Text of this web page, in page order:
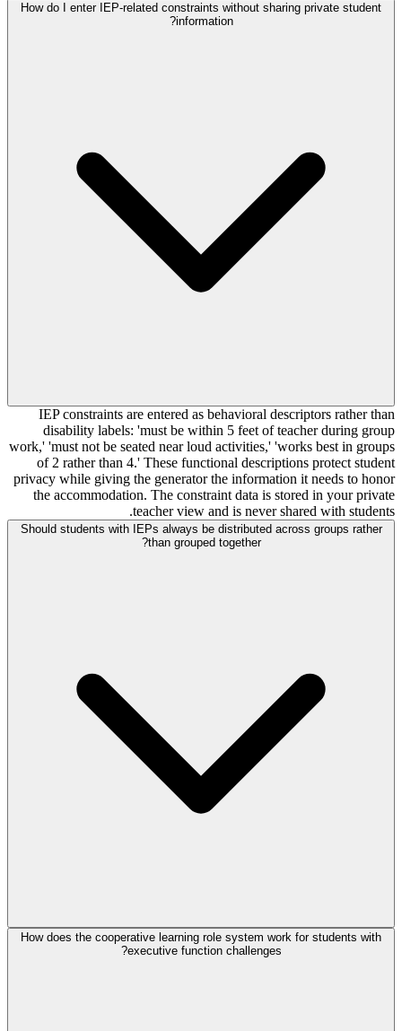
How do I enter IEP-related constraints without sharing private student
information?
IEP constraints are entered as behavioral descriptors rather than
disability labels: 'must be within 5 feet of teacher during group
work,' 'must not be seated near loud activities,' 'works best in groups
of 2 rather than 4.' These functional descriptions protect student
privacy while giving the generator the information it needs to honor
the accommodation. The constraint data is stored in your private
teacher view and is never shared with students.
Should students with IEPs always be distributed across groups rather
than grouped together?
How does the cooperative learning role system work for students with
executive function challenges?